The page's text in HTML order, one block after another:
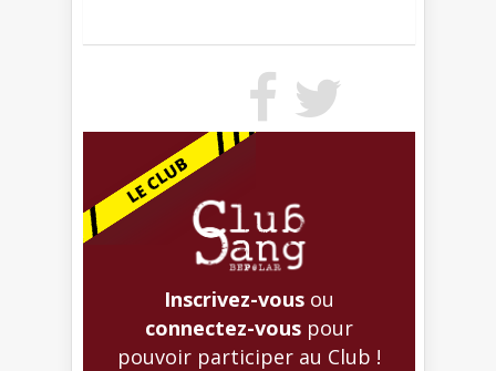
Inscrivez-vous ou
connectez-vous pour
pouvoir participer au Club !